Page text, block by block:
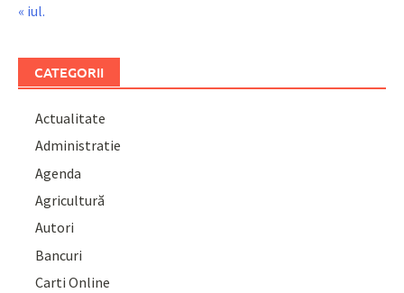
« iul.
CATEGORII
Actualitate
Administratie
Agenda
Agricultură
Autori
Bancuri
Carti Online